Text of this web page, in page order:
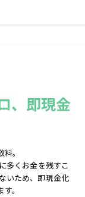
、即現金
。
多くお金を残すこ
いため、即現金化
。